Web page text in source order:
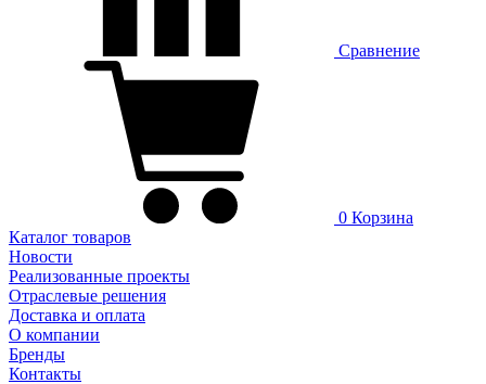
Сравнение
0 Корзина
Каталог товаров
Новости
Реализованные проекты
Отраслевые решения
Доставка и оплата
О компании
Бренды
Контакты